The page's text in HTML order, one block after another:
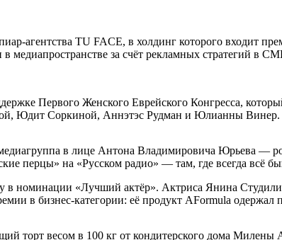
агентства TU FACE, в холдинг которого входит
медиапространстве за счёт рекламных стратегий в
Первого Женского Еврейского Конгресса,
Юдит Соркиной, Аннэтэс Рудман и Юлианны Винер.
в лице Антона Владимировича Юрьева —
перцы» на «Русском радио» — там, где всегда всё
в номинации «Лучший актёр». Актриса Янина
в бизнес-категории: её продукт AFormula
торт весом в 100 кг от кондитерского дома